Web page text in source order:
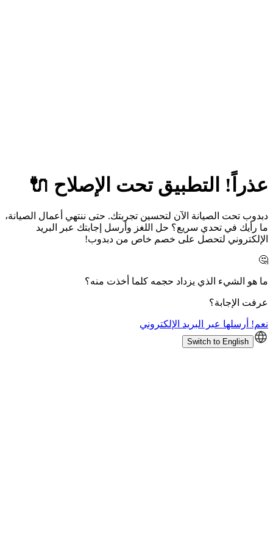
عذراً! التطبيق تحت الإصلاح 🔌
دبدوب تحت الصيانة الآن لتحسين تجربتك. حتى ننتهي أعمال الصيانة،
ما رأيك في تحدي سريع؟ حل اللغز وأرسل إجابتك عبر البريد
الإلكتروني لتحصل على خصم خاص من دبدوب!
🤔
ما هو الشيء الذي يزداد حجمه كلما أخذت منه؟
عرفت الإجابة؟
نعم! أرسلها عبر البريد الإلكتروني
Switch to English